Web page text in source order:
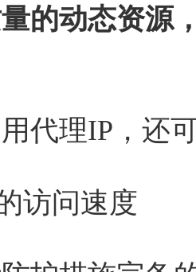
的动态资源
代理IP，还
访问速度